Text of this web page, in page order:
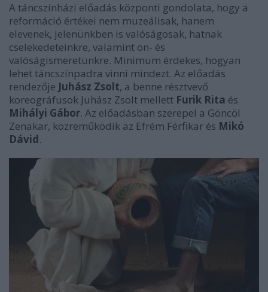
A táncszínházi előadás központi gondolata, hogy a
reformáció értékei nem muzeálisak, hanem
elevenek, jelenünkben is valóságosak, hatnak
cselekedeteinkre, valamint ön- és
valóságismeretünkre. Minimum érdekes, hogyan
lehet táncszínpadra vinni mindezt. Az előadás
rendezője Juhász Zsolt, a benne résztvevő
koreográfusok Juhász Zsolt mellett Furik Rita és
Mihályi Gábor. Az előadásban szerepel a Göncöl
Zenakar, közreműködik az Efrém Férfikar és Mikó
Dávid.